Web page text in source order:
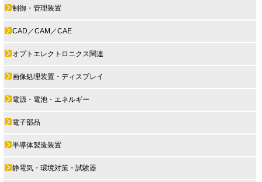
制御・管理装置
CAD／CAM／CAE
オプトエレクトロニクス関連
画像処理装置・ディスプレイ
電源・電池・エネルギー
電子部品
半導体製造装置
静電気・環境対策・試験器